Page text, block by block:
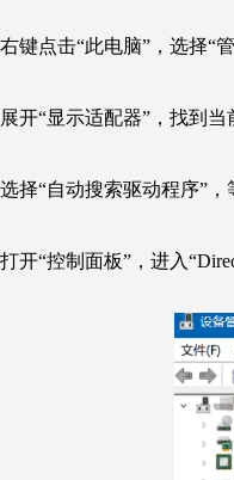
右键点击“此电脑”，选择“
展开“显示适配器”，找到
选择“自动搜索驱动程序”，
打开“控制面板”，进入